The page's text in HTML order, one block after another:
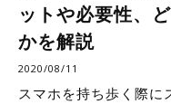
ットや必要性、
かを解説
2020/08/11
スマホを持ち歩く際に